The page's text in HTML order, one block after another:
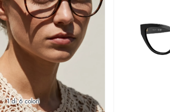
1di 6 colori